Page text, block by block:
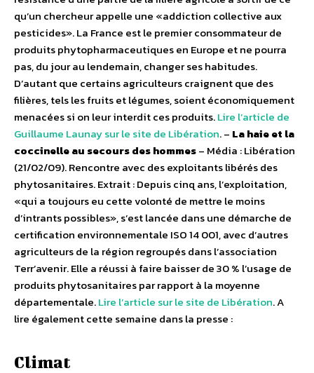
qu’un chercheur appelle une «addiction collective aux
pesticides». La France est le premier consommateur de
produits phytopharmaceutiques en Europe et ne pourra
pas, du jour au lendemain, changer ses habitudes.
D’autant que certains agriculteurs craignent que des
filières, tels les fruits et légumes, soient économiquement
menacées si on leur interdit ces produits.Lire l’article de
Guillaume Launay sur le site de Libération. – La haie et la
coccinelle au secours des hommes– Média : Libération
(21/02/09). Rencontre avec des exploitants libérés des
phytosanitaires. Extrait : Depuis cinq ans, l’exploitation,
«qui a toujours eu cette volonté de mettre le moins
d’intrants possibles», s’est lancée dans une démarche de
certification environnementale ISO 14 001, avec d’autres
agriculteurs de la région regroupés dans l’association
Terr’avenir. Elle a réussi à faire baisser de 30 % l’usage de
produits phytosanitaires par rapport à la moyenne
départementale.Lire l’article sur le site de Libération. A
lire également cette semaine dans la presse :
Climat